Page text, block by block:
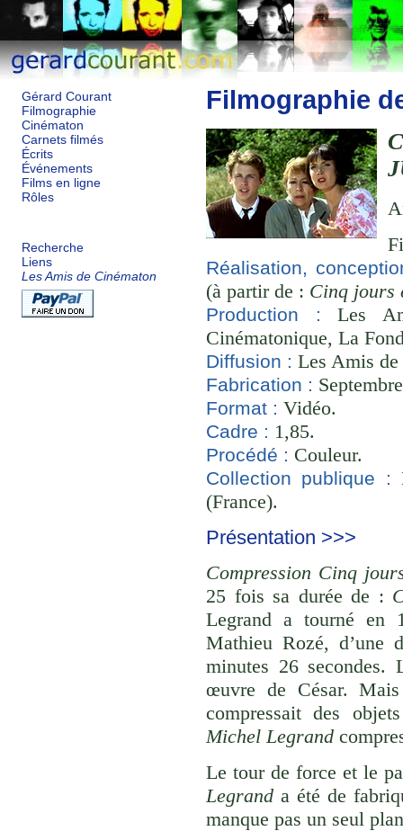
Gérard Courant
Filmographie
Cinématon
Carnets filmés
Écrits
Événements
Films en ligne
Rôles
Recherche
Liens
Les Amis de Cinématon
Filmographie
Réalisation,
(à partir de : Cinq jours
Production :
Les
Cinématonique, La
Diffusion : Les Amis
Fabrication :
Format : Vidéo.
Cadre : 1,85.
Procédé : Couleur.
Collection publique :
(France).
Présentation >>>
Compression Cinq
25 fois sa durée de :
Legrand a tourné en
Mathieu Rozé,
minutes 26
œuvre de César.
compressait des
Michel Legrand
Le tour de force et le
Legrand a été de
manque pas un seul